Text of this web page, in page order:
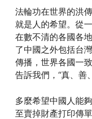
法輪功在世界的洪
就是人的希望。從
在數不清的各國各
了中國之外包括台
傳播，世界各國一
告訴我們，“真、善
多麼希望中國人能
至賣掉財產打印傳